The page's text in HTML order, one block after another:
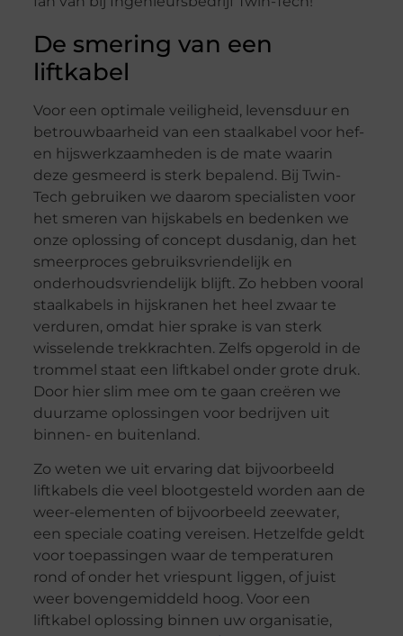
De smering van een
liftkabel
Voor een optimale veiligheid, levensduur en
betrouwbaarheid van een staalkabel voor hef-
en hijswerkzaamheden is de mate waarin
deze gesmeerd is sterk bepalend. Bij Twin-
Tech gebruiken we daarom specialisten voor
het smeren van hijskabels en bedenken we
onze oplossing of concept dusdanig, dan het
smeerproces gebruiksvriendelijk en
onderhoudsvriendelijk blijft. Zo hebben vooral
staalkabels in hijskranen het heel zwaar te
verduren, omdat hier sprake is van sterk
wisselende trekkrachten. Zelfs opgerold in de
trommel staat een liftkabel onder grote druk.
Door hier slim mee om te gaan creëren we
duurzame oplossingen voor bedrijven uit
binnen- en buitenland.
Zo weten we uit ervaring dat bijvoorbeeld
liftkabels die veel blootgesteld worden aan de
weer-elementen of bijvoorbeeld zeewater,
een speciale coating vereisen. Hetzelfde geldt
voor toepassingen waar de temperaturen
rond of onder het vriespunt liggen, of juist
weer bovengemiddeld hoog. Voor een
liftkabel oplossing binnen uw organisatie,